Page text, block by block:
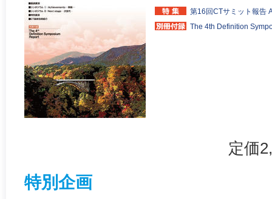
第16回CTサミット報告
The 4th Definition
定価
特別企画